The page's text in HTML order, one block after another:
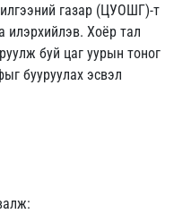
газар (ЦУОШГ)-т
илэрхийлэв. Хоёр тал
буй цаг уурын тоног
бууруулах эсвэл